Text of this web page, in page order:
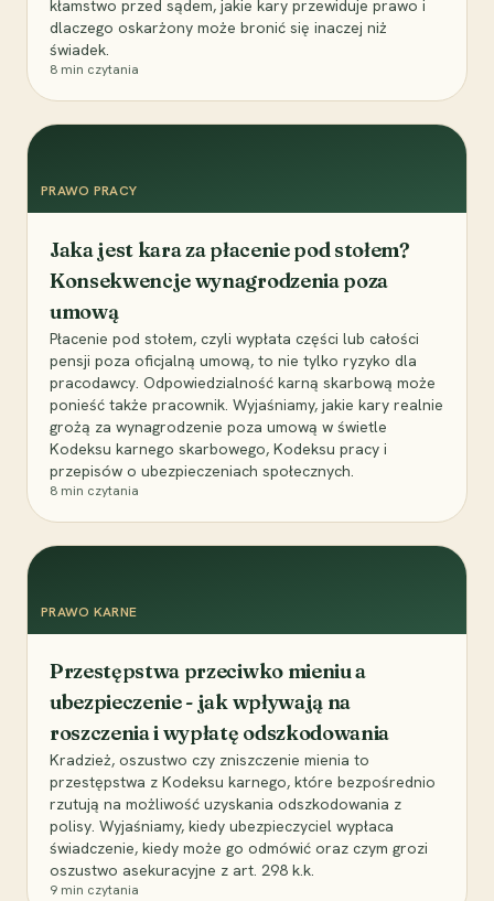
kłamstwo przed sądem, jakie kary przewiduje prawo i
dlaczego oskarżony może bronić się inaczej niż
świadek.
8 min czytania
PRAWO PRACY
Jaka jest kara za płacenie pod stołem?
Konsekwencje wynagrodzenia poza
umową
Płacenie pod stołem, czyli wypłata części lub całości
pensji poza oficjalną umową, to nie tylko ryzyko dla
pracodawcy. Odpowiedzialność karną skarbową może
ponieść także pracownik. Wyjaśniamy, jakie kary realnie
grożą za wynagrodzenie poza umową w świetle
Kodeksu karnego skarbowego, Kodeksu pracy i
przepisów o ubezpieczeniach społecznych.
8 min czytania
PRAWO KARNE
Przestępstwa przeciwko mieniu a
ubezpieczenie - jak wpływają na
roszczenia i wypłatę odszkodowania
Kradzież, oszustwo czy zniszczenie mienia to
przestępstwa z Kodeksu karnego, które bezpośrednio
rzutują na możliwość uzyskania odszkodowania z
polisy. Wyjaśniamy, kiedy ubezpieczyciel wypłaca
świadczenie, kiedy może go odmówić oraz czym grozi
oszustwo asekuracyjne z art. 298 k.k.
9 min czytania